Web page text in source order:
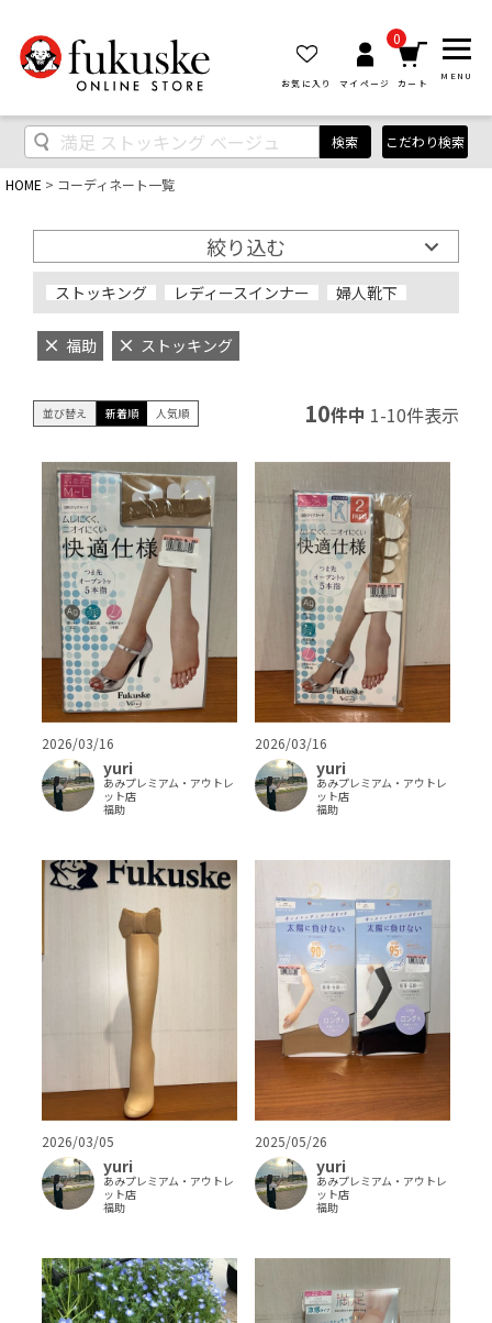
お気に入り マイページ
0
カート
MENU
検索 こだわり検索
HOME コーディネート一覧
絞り込む
ストッキング レディースインナー 婦人靴下
福助 ストッキング
並び替え 新着順 人気順 10件中 1-10件表示
2026/03/16
yuri
あみプレミアム・アウトレ
ット店
福助
2026/03/16
yuri
あみプレミアム・アウトレ
ット店
福助
2026/03/05
yuri
あみプレミアム・アウトレ
ット店
福助
2025/05/26
yuri
あみプレミアム・アウトレ
ット店
福助